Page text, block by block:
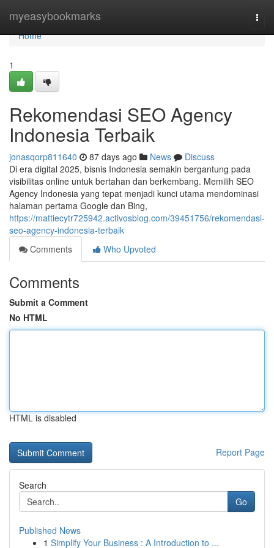
myeasybookmarks
Home
Home
1
Rekomendasi SEO Agency
Indonesia Terbaik
jonasqorp811640 87 days ago News
Discuss
Di era digital 2025, bisnis Indonesia semakin bergantung pada
visibilitas online untuk bertahan dan berkembang. Memilih SEO
Agency Indonesia yang tepat menjadi kunci utama mendominasi
halaman pertama Google dan Bing,
https://mattiecytr725942.activosblog.com/39451756/rekomendasi-
seo-agency-indonesia-terbaik
Comments
Who Upvoted
Comments
Submit a Comment
No HTML
HTML is disabled
Report Page
Search
Go
Published News
1 Simplify Your Business : A Introduction to ...